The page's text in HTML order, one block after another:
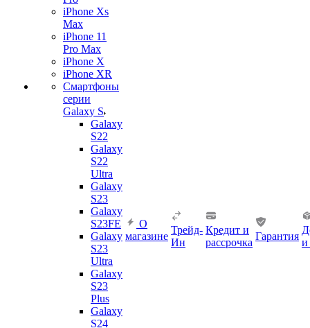
iPhone Xs
Max
iPhone 11
Pro Max
iPhone X
iPhone XR
Смартфоны
серии
Galaxy S
Galaxy
S22
Galaxy
S22
Ultra
Galaxy
S23
Galaxy
S23FE
Galaxy
S23
Ultra
Galaxy
S23
Plus
Galaxy
S24
О
магазине
Трейд-
Ин
Кредит и
рассрочка
Гарантия
и